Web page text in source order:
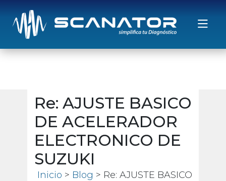
Saltar al contenido
Re: AJUSTE BASICO
DE ACELERADOR
ELECTRONICO DE
SUZUKI
Inicio > Blog > Re: AJUSTE BASICO